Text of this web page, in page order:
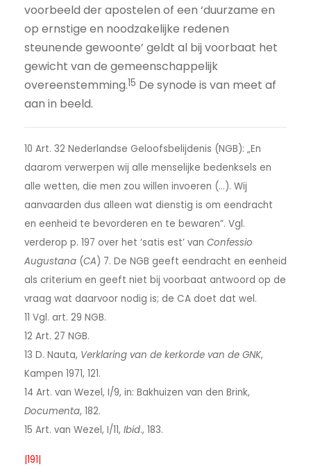
voorbeeld der apostelen of een ‘duurzame en
op ernstige en noodzakelijke redenen
steunende gewoonte’ geldt al bij voorbaat het
gewicht van de gemeenschappelijk
overeenstemming.15 De synode is van meet af
aan in beeld.
10 Art. 32 Nederlandse Geloofsbelijdenis (NGB): „En
daarom verwerpen wij alle menselijke bedenksels en
alle wetten, die men zou willen invoeren (…). Wij
aanvaarden dus alleen wat dienstig is om eendracht
en eenheid te bevorderen en te bewaren”. Vgl.
verderop p. 197 over het ‘satis est’ van Confessio
Augustana (CA) 7. De NGB geeft eendracht en eenheid
als criterium en geeft niet bij voorbaat antwoord op de
vraag wat daarvoor nodig is; de CA doet dat wel.
11 Vgl. art. 29 NGB.
12 Art. 27 NGB.
13 D. Nauta, Verklaring van de kerkorde van de GNK,
Kampen 1971, 121.
14 Art. van Wezel, I/9, in: Bakhuizen van den Brink,
Documenta, 182.
15 Art. van Wezel, I/11, Ibid., 183.
|191|